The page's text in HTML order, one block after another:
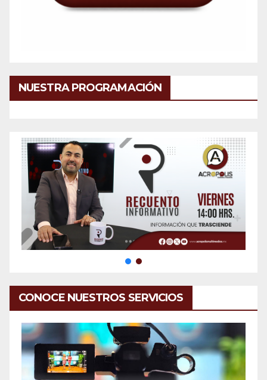
NUESTRA PROGRAMACIÓN
CONOCE NUESTROS SERVICIOS